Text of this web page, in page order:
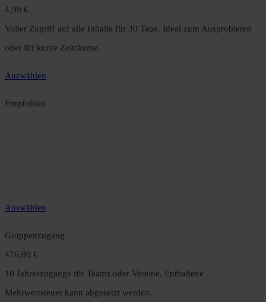
4,99 €
Voller Zugriff auf alle Inhalte für 30 Tage. Ideal zum Ausprobieren
oder für kurze Zeiträume.
Auswählen
Empfohlen
Auswählen
Gruppenzugang
476,00 €
10 Jahreszugänge für Teams oder Vereine. Enthaltene
Mehrwertsteuer kann abgesetzt werden.